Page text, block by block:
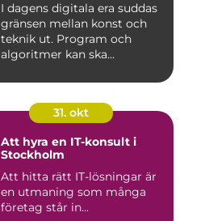
I dagens digitala era suddas
gränsen mellan konst och
teknik ut. Program och
algoritmer kan ska...
31. okt
Att hyra en IT-konsult i
Stockholm
Att hitta rätt IT-lösningar är
en utmaning som många
företag står in...